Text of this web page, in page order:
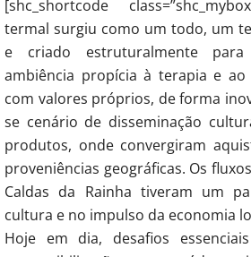
[shc_shortcode
termal surgiu como um todo, um
e criado estruturalmente
ambiência propícia à terapia e ao
com valores próprios, de forma
se cenário de disseminação
produtos, onde convergiram
proveniências geográficas. Os
Caldas da Rainha tiveram um
cultura e no impulso da economia
Hoje em dia, desafios